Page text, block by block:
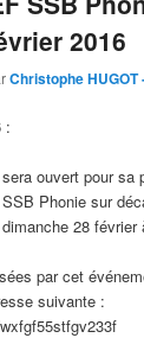
2016
Christophe HUGOT
:
ouvert pour sa
Phonie sur
28 février
par cet
suivante :